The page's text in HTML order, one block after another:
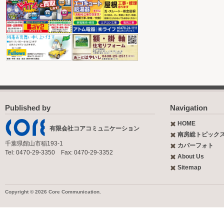
Published by
有限会社コアコミュニケーション
千葉県館山市稲193-1
Tel: 0470-29-3350 Fax: 0470-29-3352
Navigation
HOME
南房総トピック
カバーフォト
About Us
Sitemap
Copyright © 2026 Core Communication.